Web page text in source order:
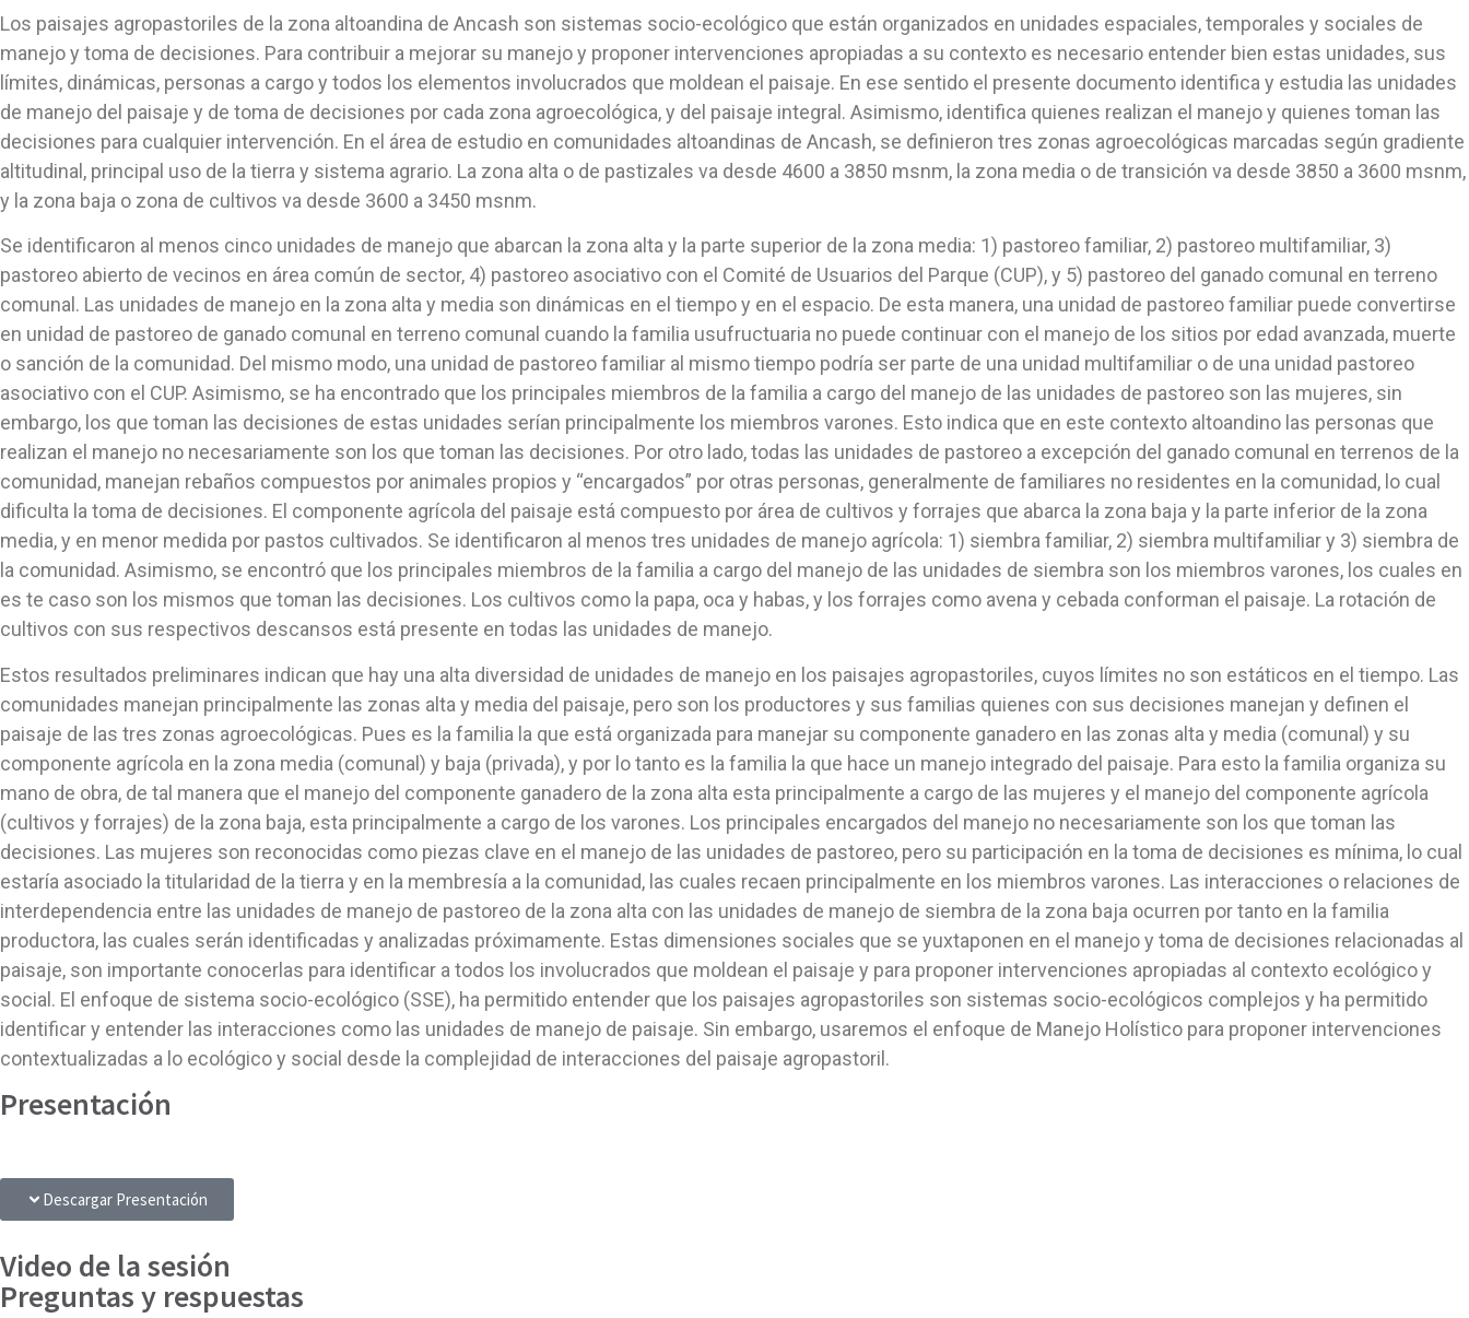
Los paisajes agropastoriles de la zona altoandina de Ancash son sistemas socio-ecológico que están organizados en unidades espaciales, temporales y sociales de
manejo y toma de decisiones. Para contribuir a mejorar su manejo y proponer intervenciones apropiadas a su contexto es necesario entender bien estas unidades, sus
límites, dinámicas, personas a cargo y todos los elementos involucrados que moldean el paisaje. En ese sentido el presente documento identifica y estudia las unidades
de manejo del paisaje y de toma de decisiones por cada zona agroecológica, y del paisaje integral. Asimismo, identifica quienes realizan el manejo y quienes toman las
decisiones para cualquier intervención. En el área de estudio en comunidades altoandinas de Ancash, se definieron tres zonas agroecológicas marcadas según gradiente
altitudinal, principal uso de la tierra y sistema agrario. La zona alta o de pastizales va desde 4600 a 3850 msnm, la zona media o de transición va desde 3850 a 3600 msnm,
y la zona baja o zona de cultivos va desde 3600 a 3450 msnm.
Se identificaron al menos cinco unidades de manejo que abarcan la zona alta y la parte superior de la zona media: 1) pastoreo familiar, 2) pastoreo multifamiliar, 3)
pastoreo abierto de vecinos en área común de sector, 4) pastoreo asociativo con el Comité de Usuarios del Parque (CUP), y 5) pastoreo del ganado comunal en terreno
comunal. Las unidades de manejo en la zona alta y media son dinámicas en el tiempo y en el espacio. De esta manera, una unidad de pastoreo familiar puede convertirse
en unidad de pastoreo de ganado comunal en terreno comunal cuando la familia usufructuaria no puede continuar con el manejo de los sitios por edad avanzada, muerte
o sanción de la comunidad. Del mismo modo, una unidad de pastoreo familiar al mismo tiempo podría ser parte de una unidad multifamiliar o de una unidad pastoreo
asociativo con el CUP. Asimismo, se ha encontrado que los principales miembros de la familia a cargo del manejo de las unidades de pastoreo son las mujeres, sin
embargo, los que toman las decisiones de estas unidades serían principalmente los miembros varones. Esto indica que en este contexto altoandino las personas que
realizan el manejo no necesariamente son los que toman las decisiones. Por otro lado, todas las unidades de pastoreo a excepción del ganado comunal en terrenos de la
comunidad, manejan rebaños compuestos por animales propios y “encargados” por otras personas, generalmente de familiares no residentes en la comunidad, lo cual
dificulta la toma de decisiones. El componente agrícola del paisaje está compuesto por área de cultivos y forrajes que abarca la zona baja y la parte inferior de la zona
media, y en menor medida por pastos cultivados. Se identificaron al menos tres unidades de manejo agrícola: 1) siembra familiar, 2) siembra multifamiliar y 3) siembra de
la comunidad. Asimismo, se encontró que los principales miembros de la familia a cargo del manejo de las unidades de siembra son los miembros varones, los cuales en
es te caso son los mismos que toman las decisiones. Los cultivos como la papa, oca y habas, y los forrajes como avena y cebada conforman el paisaje. La rotación de
cultivos con sus respectivos descansos está presente en todas las unidades de manejo.
Estos resultados preliminares indican que hay una alta diversidad de unidades de manejo en los paisajes agropastoriles, cuyos límites no son estáticos en el tiempo. Las
comunidades manejan principalmente las zonas alta y media del paisaje, pero son los productores y sus familias quienes con sus decisiones manejan y definen el
paisaje de las tres zonas agroecológicas. Pues es la familia la que está organizada para manejar su componente ganadero en las zonas alta y media (comunal) y su
componente agrícola en la zona media (comunal) y baja (privada), y por lo tanto es la familia la que hace un manejo integrado del paisaje. Para esto la familia organiza su
mano de obra, de tal manera que el manejo del componente ganadero de la zona alta esta principalmente a cargo de las mujeres y el manejo del componente agrícola
(cultivos y forrajes) de la zona baja, esta principalmente a cargo de los varones. Los principales encargados del manejo no necesariamente son los que toman las
decisiones. Las mujeres son reconocidas como piezas clave en el manejo de las unidades de pastoreo, pero su participación en la toma de decisiones es mínima, lo cual
estaría asociado la titularidad de la tierra y en la membresía a la comunidad, las cuales recaen principalmente en los miembros varones. Las interacciones o relaciones de
interdependencia entre las unidades de manejo de pastoreo de la zona alta con las unidades de manejo de siembra de la zona baja ocurren por tanto en la familia
productora, las cuales serán identificadas y analizadas próximamente. Estas dimensiones sociales que se yuxtaponen en el manejo y toma de decisiones relacionadas al
paisaje, son importante conocerlas para identificar a todos los involucrados que moldean el paisaje y para proponer intervenciones apropiadas al contexto ecológico y
social. El enfoque de sistema socio-ecológico (SSE), ha permitido entender que los paisajes agropastoriles son sistemas socio-ecológicos complejos y ha permitido
identificar y entender las interacciones como las unidades de manejo de paisaje. Sin embargo, usaremos el enfoque de Manejo Holístico para proponer intervenciones
contextualizadas a lo ecológico y social desde la complejidad de interacciones del paisaje agropastoril.
Presentación
Descargar Presentación
Video de la sesión
Preguntas y respuestas